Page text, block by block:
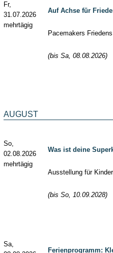
Fr,
31.07.2026
mehrtägig
Auf Achse für
Pacemakers
(bis Sa, 08.08.2026)
AUGUST
So,
02.08.2026
mehrtägig
Was ist deine
Ausstellung für
(bis So, 10.09.2028)
Sa,
Ferienprogramm: